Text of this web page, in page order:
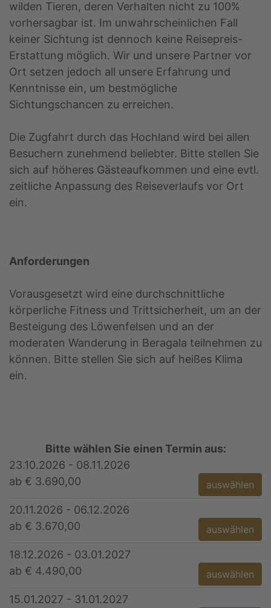
wilden Tieren, deren Verhalten nicht zu 100%
vorhersagbar ist. Im unwahrscheinlichen Fall
keiner Sichtung ist dennoch keine Reisepreis-
Erstattung möglich. Wir und unsere Partner vor
Ort setzen jedoch all unsere Erfahrung und
Kenntnisse ein, um bestmögliche
Sichtungschancen zu erreichen.
Die Zugfahrt durch das Hochland wird bei allen
Besuchern zunehmend beliebter. Bitte stellen Sie
sich auf höheres Gästeaufkommen und eine evtl.
zeitliche Anpassung des Reiseverlaufs vor Ort
ein.
Anforderungen
Vorausgesetzt wird eine durchschnittliche
körperliche Fitness und Trittsicherheit, um an der
Besteigung des Löwenfelsen und an der
moderaten Wanderung in Beragala teilnehmen zu
können. Bitte stellen Sie sich auf heißes Klima
ein.
Bitte wählen Sie einen Termin aus:
23.10.2026 - 08.11.2026
ab € 3.690,00
auswählen
20.11.2026 - 06.12.2026
ab € 3.670,00
auswählen
18.12.2026 - 03.01.2027
ab € 4.490,00
auswählen
15.01.2027 - 31.01.2027